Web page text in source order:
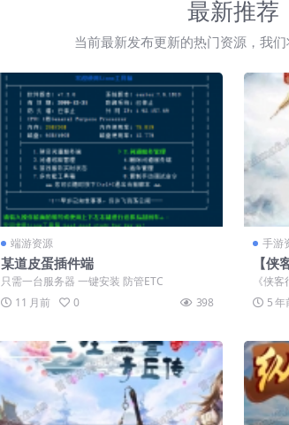
最新推荐
当前最新发布更新的热门资源，我
端游资源
某道皮蛋插件端
只需一台服务器 一键安装 防管ETC
11 月前
0 398
手游
【
《侠
派武侠
5 年